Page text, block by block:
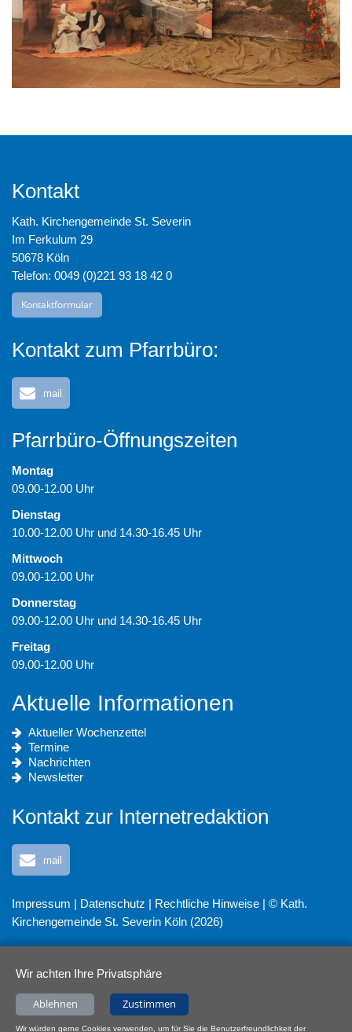
Kontakt
Kath. Kirchengemeinde St. Severin
Im Ferkulum 29
50678 Köln
Telefon: 0049 (0)221 93 18 42 0
Kontaktformular
Kontakt zum Pfarrbüro:
mail
Pfarrbüro-Öffnungszeiten
Montag
09.00-12.00 Uhr
Dienstag
10.00-12.00 Uhr und 14.30-16.45 Uhr
Mittwoch
09.00-12.00 Uhr
Donnerstag
09.00-12.00 Uhr und 14.30-16.45 Uhr
Freitag
09.00-12.00 Uhr
Aktuelle Informationen
Aktueller Wochenzettel
Termine
Nachrichten
Newsletter
Kontakt zur Internetredaktion
mail
Impressum | Datenschutz | Rechtliche Hinweise | © Kath.
Kirchengemeinde St. Severin Köln (2026)
Wir achten Ihre Privatsphäre
Ablehnen Zustimmen
Wir würden gerne Cookies verwenden, um für Sie die Benutzerfreundlichkeit der